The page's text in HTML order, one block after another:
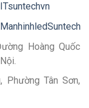
Hoàng Quốc
Phường Tân Sơn,